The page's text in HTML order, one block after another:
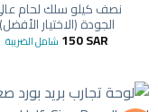
نصف كيلو سلك لحام
الجودة (الاختيار الأفضل)
150SAR شامل الضريبة